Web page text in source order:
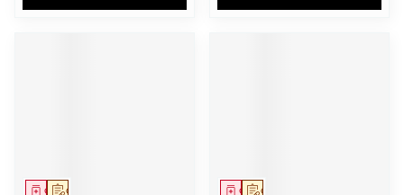
Op voorschrift
Geneesmiddel Op voorschrift
Geneesmiddel